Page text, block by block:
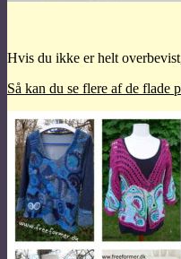
Hvis du ikke er helt
Så kan du se flere af de flade